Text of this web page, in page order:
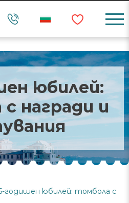
юбилей:
награди и
годишен юбилей: томбола с